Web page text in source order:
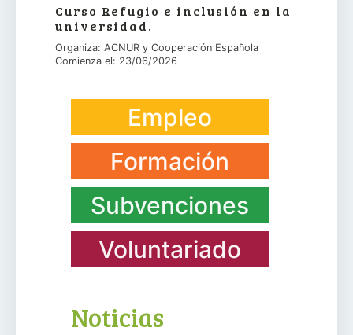
Curso Refugio e inclusión en la
universidad.
Organiza: ACNUR y Cooperación Española
Comienza el: 23/06/2026
Empleo
Formación
Subvenciones
Voluntariado
Noticias